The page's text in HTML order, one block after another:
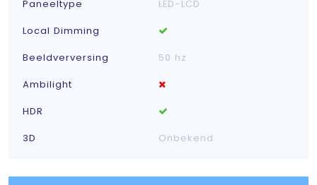
Paneeltype
LED-LCD
Local Dimming
Beeldverversing
50 hz
Ambilight
HDR
3D
Onbekend